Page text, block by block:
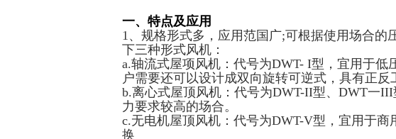
一、特点及应用
1、规格形式多，应用范国广;可根据使用场合的
下三种形式风机：
a.轴流式屋项风机：代号为DWT- I型，宜用于低
户需要还可以设计成双向旋转可逆式，具有正反
b.离心式屋顶风机：代号为DWT-II型、DWT一
力要求较高的场合。
c.无电机屋顶风机：代号为DWT-V型，宜用于
换